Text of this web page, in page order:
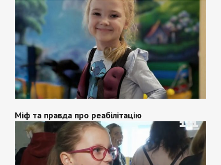
Міф та правда про реабілітацію